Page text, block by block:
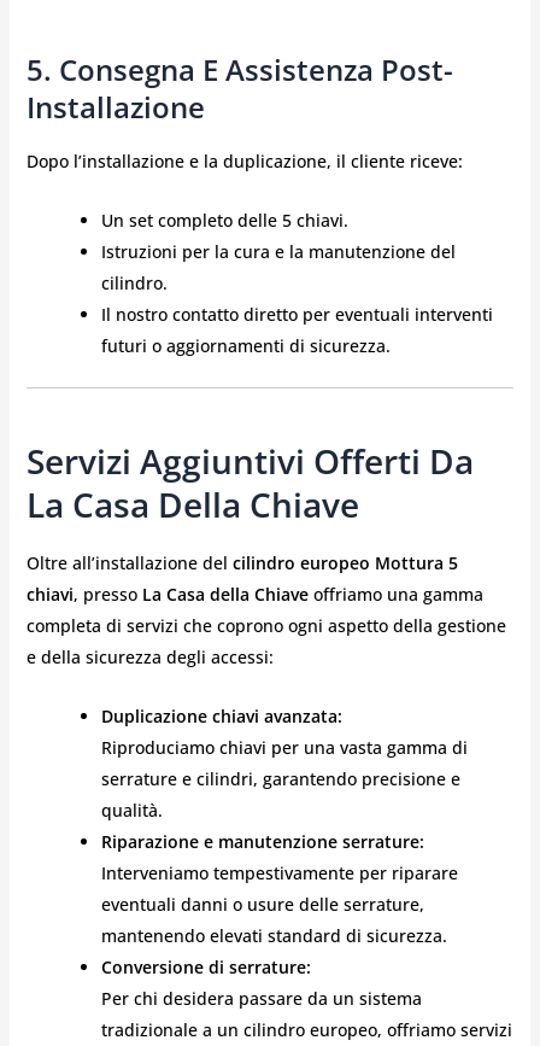
5. Consegna E Assistenza Post-
Installazione
Dopo l’installazione e la duplicazione, il cliente riceve:
Un set completo delle 5 chiavi.
Istruzioni per la cura e la manutenzione del
cilindro.
Il nostro contatto diretto per eventuali interventi
futuri o aggiornamenti di sicurezza.
Servizi Aggiuntivi Offerti Da
La Casa Della Chiave
Oltre all’installazione del cilindro europeo Mottura 5
chiavi, presso La Casa della Chiaveoffriamo una gamma
completa di servizi che coprono ogni aspetto della gestione
e della sicurezza degli accessi:
Duplicazione chiavi avanzata:
Riproduciamo chiavi per una vasta gamma di
serrature e cilindri, garantendo precisione e
qualità.
Riparazione e manutenzione serrature:
Interveniamo tempestivamente per riparare
eventuali danni o usure delle serrature,
mantenendo elevati standard di sicurezza.
Conversione di serrature:
Per chi desidera passare da un sistema
tradizionale a un cilindro europeo, offriamo servizi